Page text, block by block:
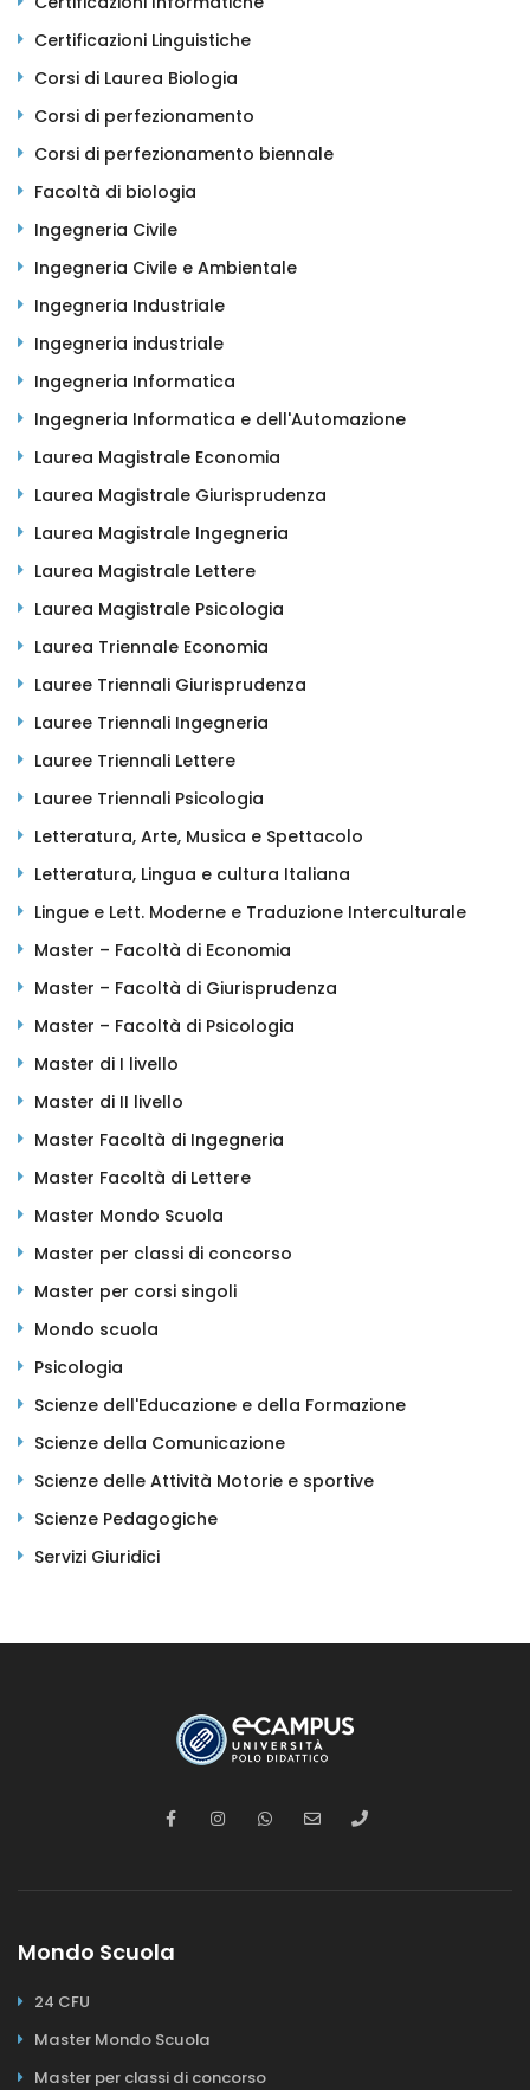
Certificazioni Linguistiche
Corsi di Laurea Biologia
Corsi di perfezionamento
Corsi di perfezionamento biennale
Facoltà di biologia
Ingegneria Civile
Ingegneria Civile e Ambientale
Ingegneria Industriale
Ingegneria industriale
Ingegneria Informatica
Ingegneria Informatica e dell'Automazione
Laurea Magistrale Economia
Laurea Magistrale Giurisprudenza
Laurea Magistrale Ingegneria
Laurea Magistrale Lettere
Laurea Magistrale Psicologia
Laurea Triennale Economia
Lauree Triennali Giurisprudenza
Lauree Triennali Ingegneria
Lauree Triennali Lettere
Lauree Triennali Psicologia
Letteratura, Arte, Musica e Spettacolo
Letteratura, Lingua e cultura Italiana
Lingue e Lett. Moderne e Traduzione Interculturale
Master – Facoltà di Economia
Master – Facoltà di Giurisprudenza
Master – Facoltà di Psicologia
Master di I livello
Master di II livello
Master Facoltà di Ingegneria
Master Facoltà di Lettere
Master Mondo Scuola
Master per classi di concorso
Master per corsi singoli
Mondo scuola
Psicologia
Scienze dell'Educazione e della Formazione
Scienze della Comunicazione
Scienze delle Attività Motorie e sportive
Scienze Pedagogiche
Servizi Giuridici
Mondo Scuola
24 CFU
Master Mondo Scuola
Master per classi di concorso